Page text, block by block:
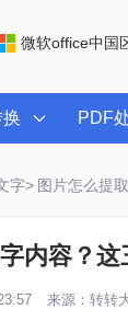
微软office中国
PDF
字> 图片怎么提
内容？这
来源： 转转